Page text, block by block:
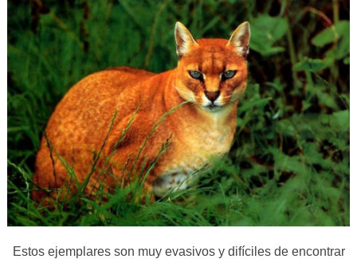
Estos ejemplares son muy evasivos y difíciles de encontrar